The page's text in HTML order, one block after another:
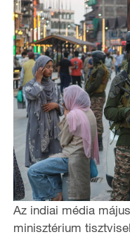
Az indiai média
minisztérium